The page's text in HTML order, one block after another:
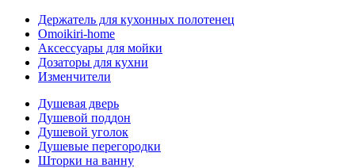
Держатель для кухонных полотенец
Omoikiri-home
Аксессуары для мойки
Дозаторы для кухни
Изменчители
Душевая дверь
Душевой поддон
Душевой уголок
Душевые перегородки
Шторки на ванну